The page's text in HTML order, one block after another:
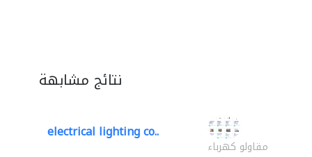
نتائج مشابهة
electrical lighting co..
مقاولو كهرباء